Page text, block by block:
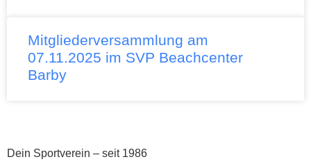
Mitgliederversammlung am
07.11.2025 im SVP Beachcenter
Barby
Dein Sportverein – seit 1986